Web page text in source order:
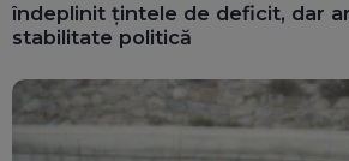
îndeplinit țintele de deficit, dar
stabilitate politică